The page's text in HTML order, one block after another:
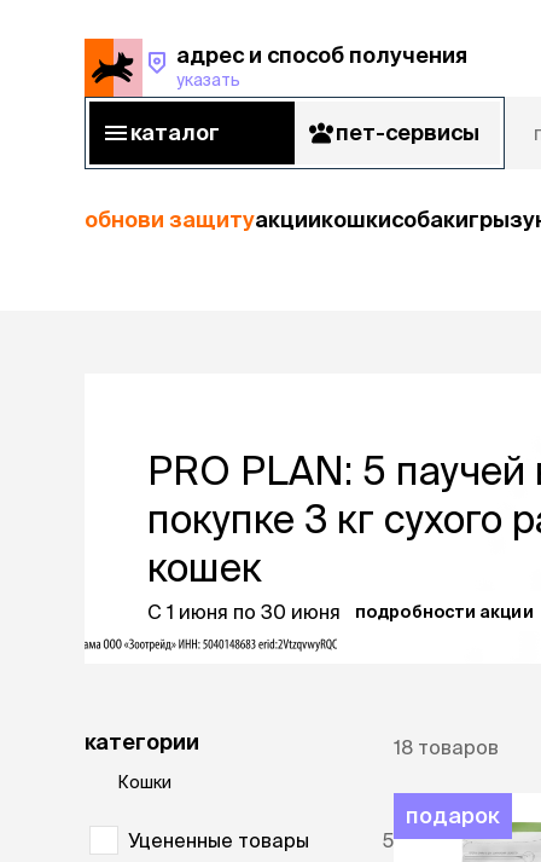
адрес и способ получения
указать
каталог пет-сервисы
обнови защитуакциикошкисобаки
птицы
ветаптека
рептилии
лошади
бренды
ветцентры
Сухой корм
Влажный
Лечебный и
Капли
Шампуни
Спреи и
адрес и способ получения
каталог пет-сервисы
PRO PLAN: 5
покупке 3 кг сухого
кошек
С 1 июня по 30 июня подробности акции
категории
Кошки
Уцененные товары
5
18 товаров
подарок